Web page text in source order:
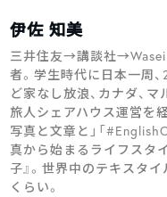
伊佐 知美
三井住友→講談社→Wasei
者。学生時代に日本一周
ど家なし放浪、カナダ、
旅人シェアハウス運営を
写真と文章と」「
真から始まるライフスタ
子』。世界中のテキスタ
くらい。